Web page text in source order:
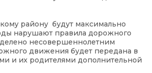
району будут максимально
нарушают правила дорожного
несовершеннолетним
движения будет передана в
и их родителями дополнительной